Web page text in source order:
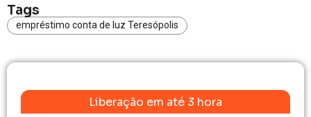
Tags
empréstimo conta de luz Teresópolis
Liberação em até 3 hora